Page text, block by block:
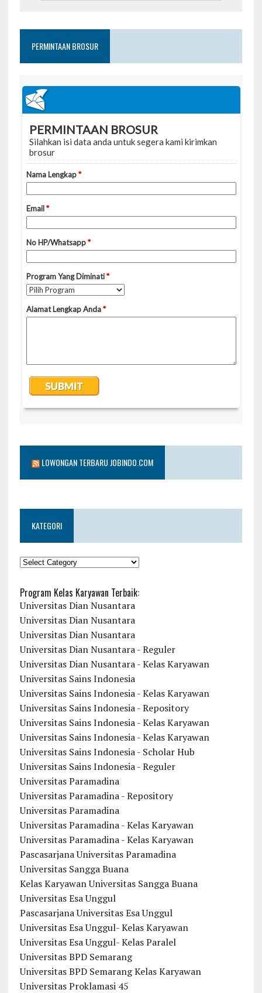
PERMINTAAN BROSUR
LOWONGAN TERBARU JOBINDO.COM
KATEGORI
KATEGORI
Program Kelas Karyawan Terbaik:
Universitas Dian Nusantara
Universitas Dian Nusantara
Universitas Dian Nusantara
Universitas Dian Nusantara - Reguler
Universitas Dian Nusantara - Kelas Karyawan
Universitas Sains Indonesia
Universitas Sains Indonesia - Kelas Karyawan
Universitas Sains Indonesia - Repository
Universitas Sains Indonesia - Kelas Karyawan
Universitas Sains Indonesia - Kelas Karyawan
Universitas Sains Indonesia - Scholar Hub
Universitas Sains Indonesia - Reguler
Universitas Paramadina
Universitas Paramadina - Repository
Universitas Paramadina
Universitas Paramadina - Kelas Karyawan
Universitas Paramadina - Kelas Karyawan
Pascasarjana Universitas Paramadina
Universitas Sangga Buana
Kelas Karyawan Universitas Sangga Buana
Universitas Esa Unggul
Pascasarjana Universitas Esa Unggul
Universitas Esa Unggul- Kelas Karyawan
Universitas Esa Unggul- Kelas Paralel
Universitas BPD Semarang
Universitas BPD Semarang Kelas Karyawan
Universitas Proklamasi 45